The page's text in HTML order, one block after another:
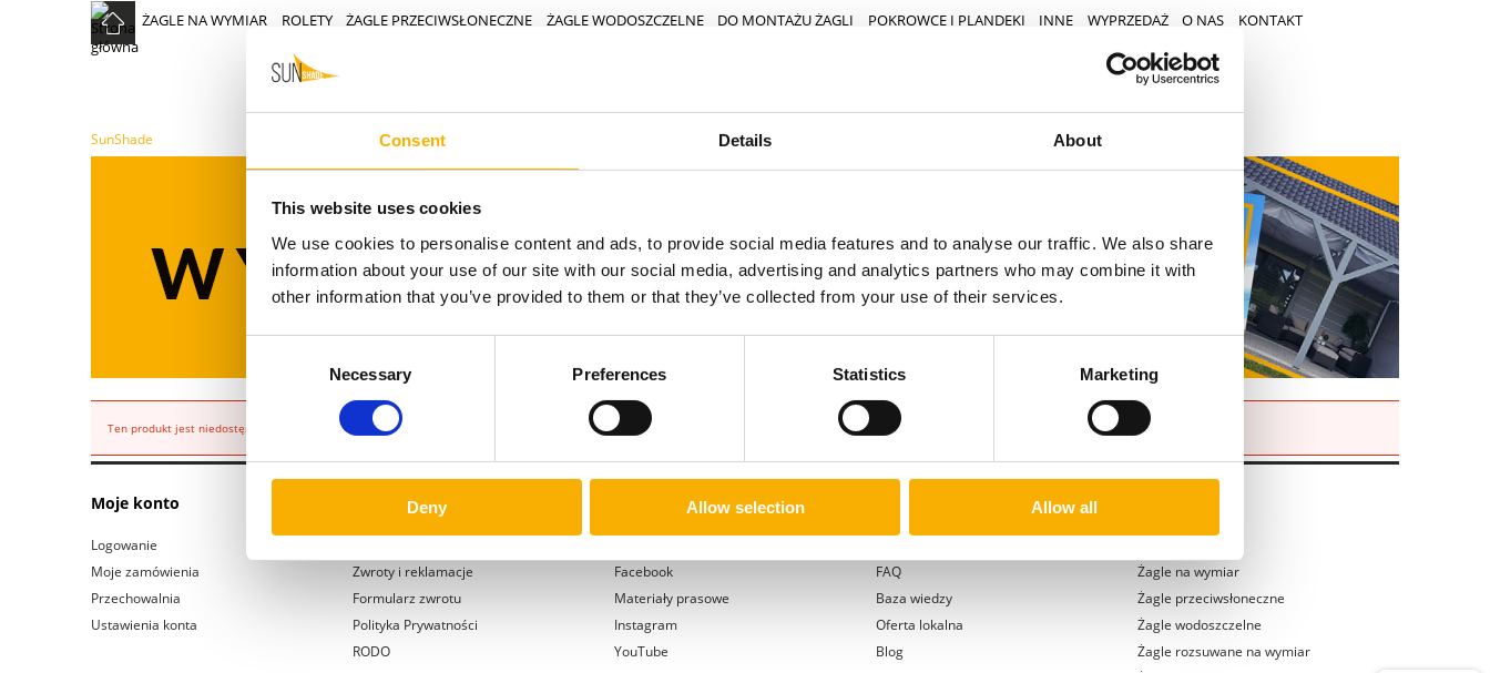
Consent Details About
This website uses cookies
We use cookies to personalise content and ads, to provide social media features and to analyse our traffic. We also share
information about your use of our site with our social media, advertising and analytics partners who may combine it with
other information that you’ve provided to them or that they’ve collected from your use of their services.
Selection
Necessary Preferences Statistics Marketing
Deny Allow selection Allow all
ŻAGLE NA WYMIAR ROLETY ŻAGLE PRZECIWSŁONECZNE ŻAGLE WODOSZCZELNE DO MONTAŻU ŻAGLI POKROWCE I PLANDEKI INNE WYPRZEDAŻ O NAS KONTAKT
SunShade
Ten produkt jest niedostępny.
Moje konto
Logowanie
Moje zamówienia
Przechowalnia
Ustawienia konta
Obsługa Klienta
Zwroty i reklamacje
Formularz zwrotu
Polityka Prywatności
RODO
W mediach
Facebook
Materiały prasowe
Instagram
YouTube
FAQ
Baza wiedzy
Oferta lokalna
Blog
Żagle na wymiar
Żagle przeciwsłoneczne
Żagle wodoszczelne
Żagle rozsuwane na wymiar